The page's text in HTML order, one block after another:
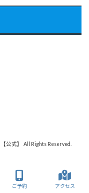
公式】 All Rights Reserved.
ご予約 アクセス